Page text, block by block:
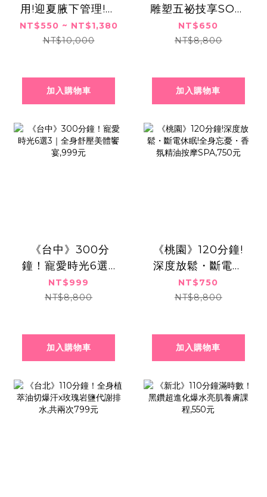
用!迎夏腋下管理!無
感刪毛x清爽一夏,共
兩次,550元起
NT$550 ~ NT$1,380
NT$10,000
加入購物車
雕塑五祕技享SO之
旅!全身透白釋壓輕
盈窈窕纖體
NT$650
NT$8,800
加入購物車
​​ ​《台中》300分
鐘！寵愛時光6選3
｜全身舒壓美體饗
宴,999元
NT$999
NT$8,800
加入購物車
《桃園》120分鐘!
深度放鬆・斷電休
眠!全身忘憂・香氛
精油按摩SPA,750
NT$750
NT$8,800
加入購物車